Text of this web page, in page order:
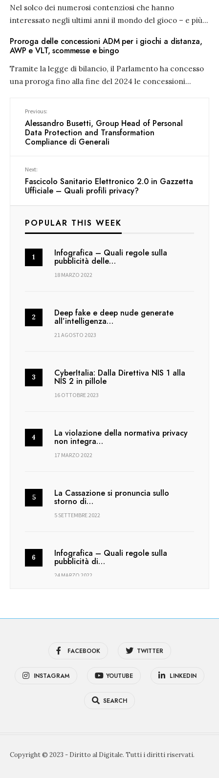
Nel solco dei numerosi contenziosi che hanno
interessato negli ultimi anni il mondo del gioco – e più...
Proroga delle concessioni ADM per i giochi a distanza,
AWP e VLT, scommesse e bingo
Tramite la legge di bilancio, il Parlamento ha concesso
una proroga fino alla fine del 2024 le concessioni...
Previous:
Alessandro Busetti, Group Head of Personal
Data Protection and Transformation
Compliance di Generali
Next:
Fascicolo Sanitario Elettronico 2.0 in Gazzetta
Ufficiale – Quali profili privacy?
POPULAR THIS WEEK
Infografica – Quali regole sulla
pubblicità delle…
18 MARZO 2022
Deep fake e deep nude generate
all’intelligenza…
21 AGOSTO 2023
CyberItalia: Dalla Direttiva NIS 1 alla
NIS 2 in pillole
16 OTTOBRE 2023
La violazione della normativa privacy
non integra…
17 MARZO 2022
La Cassazione si pronuncia sullo
storno di…
5 SETTEMBRE 2022
Infografica – Quali regole sulla
pubblicità di…
24 MARZO 2022
FACEBOOK TWITTER
INSTAGRAM YOUTUBE LINKEDIN
SEARCH
Copyright © 2023 - Diritto al Digitale. Tutti i diritti riservati.